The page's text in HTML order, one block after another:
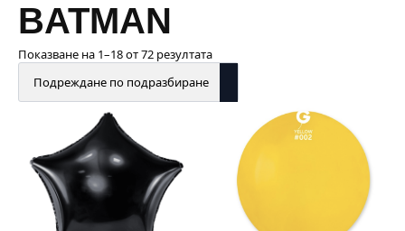
BATMAN
Показване на 1–18 от 72 резултата